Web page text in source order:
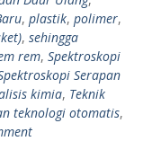
, plastik, polimer,
, sehingga
rem, Spektroskopi
Serapan
kimia, Teknik
teknologi otomatis,